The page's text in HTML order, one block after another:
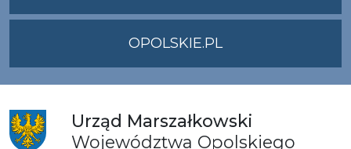
OPOLSKIE.PL
Urząd Marszałkowski
Województwa Opolskiego